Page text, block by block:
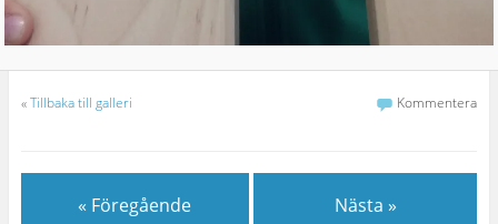
«Tillbaka till galleri Kommentera
« Föregående Nästa »